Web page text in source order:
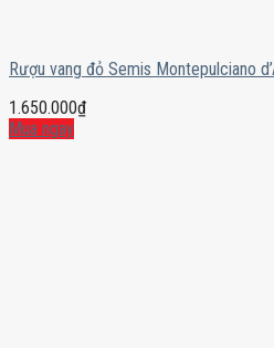
Rượu vang đỏ Semis Montepulciano
1.650.000₫
Mua ngay